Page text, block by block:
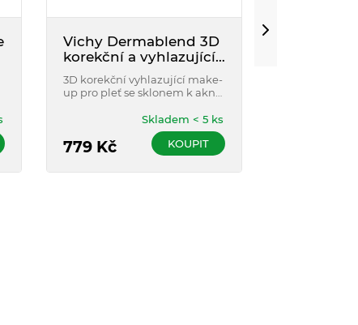
Vichy Dermablend 3D
korekční a vyhlazující
make-up 15 30ml
3D korekční vyhlazující make-
up pro pleť se sklonem k akné
779Kč
Skladem < 5 ks
KOUPIT